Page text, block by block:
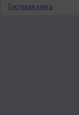
Гостевая книга